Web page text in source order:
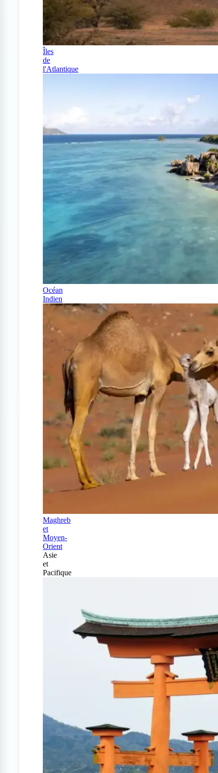
Îles
de
l'Atlantique
Océan
Indien
Maghreb
et
Moyen-
Orient
Asie
et
Pacifique